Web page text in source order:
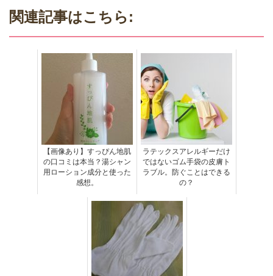
関連記事はこちら:
【画像あり】すっぴん地肌
の口コミは本当？湯シャン
用ローション成分と使った
感想。
ラテックスアレルギーだけ
ではないゴム手袋の皮膚ト
ラブル。防ぐことはできる
の？